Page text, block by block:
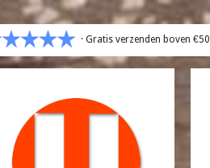
· Gratis verzenden boven €50